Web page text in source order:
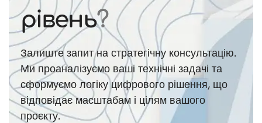
рівень?
Залиште запит на стратегічну консультацію.
Ми проаналізуємо ваші технічні задачі та
сформуємо логіку цифрового рішення, що
відповідає масштабам і цілям вашого
проєкту.